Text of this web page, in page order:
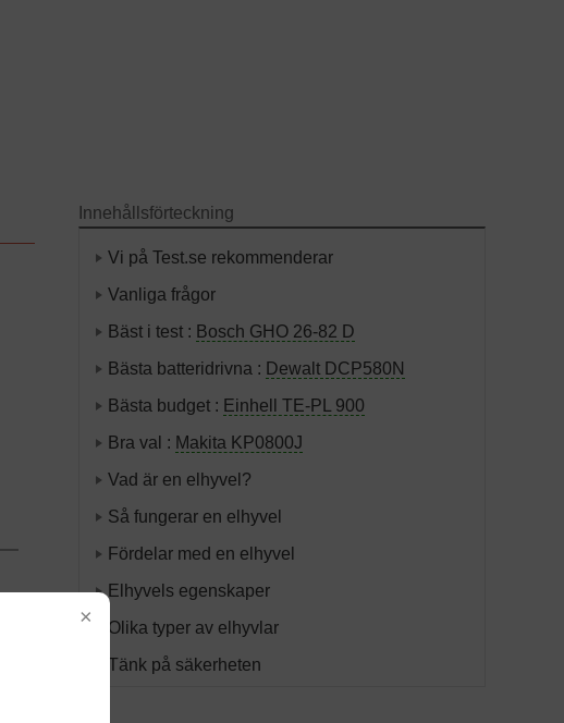
×
Innehållsförteckning
Vi på Test.se rekommenderar
Vanliga frågor
Bäst i test : Bosch GHO 26-82 D
Bästa batteridrivna : Dewalt DCP580N
Bästa budget : Einhell TE-PL 900
Bra val : Makita KP0800J
Vad är en elhyvel?
Så fungerar en elhyvel
Fördelar med en elhyvel
Elhyvels egenskaper
Olika typer av elhyvlar
Tänk på säkerheten